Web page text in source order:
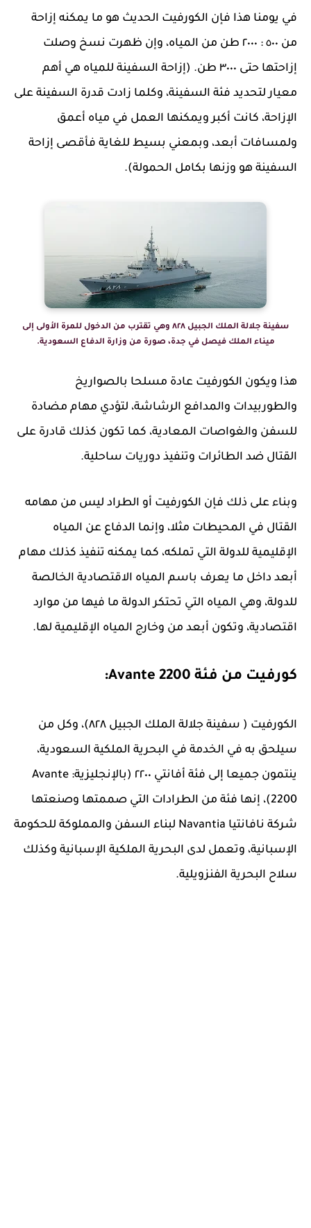
في يومنا هذا فإن الكورفيت الحديث هو ما يمكنه إزاحة
من ٥٠٠ : ٢٠٠٠ طن من المياه، وإن ظهرت نسخ وصلت
إزاحتها حتى ٣٠٠٠ طن. (إزاحة السفينة للمياه هي أهم
معيار لتحديد فئة السفينة، وكلما زادت قدرة السفينة على
الإزاحة، كانت أكبر ويمكنها العمل في مياه أعمق
ولمسافات أبعد، وبمعني بسيط للغاية فأقصى إزاحة
السفينة هو وزنها بكامل الحمولة).
سفينة جلالة الملك الجبيل ٨٢٨ وهي تقترب من الدخول للمرة الأولى إلى
ميناء الملك فيصل في جدة، صورة من وزارة الدفاع السعودية.
هذا ويكون الكورفيت عادة مسلحا بالصواريخ
والطوربيدات والمدافع الرشاشة، لتؤدي مهام مضادة
للسفن والغواصات المعادية، كما تكون كذلك قادرة على
القتال ضد الطائرات وتنفيذ دوريات ساحلية.
وبناء على ذلك فإن الكورفيت أو الطراد ليس من مهامه
القتال في المحيطات مثلا، وإنما الدفاع عن المياه
الإقليمية للدولة التي تملكه، كما يمكنه تنفيذ كذلك مهام
أبعد داخل ما يعرف باسم المياه الاقتصادية الخالصة
للدولة، وهي المياه التي تحتكر الدولة ما فيها من موارد
اقتصادية، وتكون أبعد من وخارج المياه الإقليمية لها.
كورفيت من فئة Avante 2200:
الكورفيت ( سفينة جلالة الملك الجبيل ٨٢٨)، وكل من
سيلحق به في الخدمة في البحرية الملكية السعودية،
ينتمون جميعا إلى فئة أفانتي ٢٢٠٠ (بالإنجليزية: Avante
2200)، إنها فئة من الطرادات التي صممتها وصنعتها
شركة نافانتيا Navantia لبناء السفن والمملوكة للحكومة
الإسبانية، وتعمل لدى البحرية الملكية الإسبانية وكذلك
سلاح البحرية الفنزويلية.